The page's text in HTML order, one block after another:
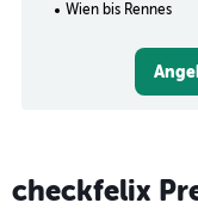
Wien bis Rennes
checkfelix